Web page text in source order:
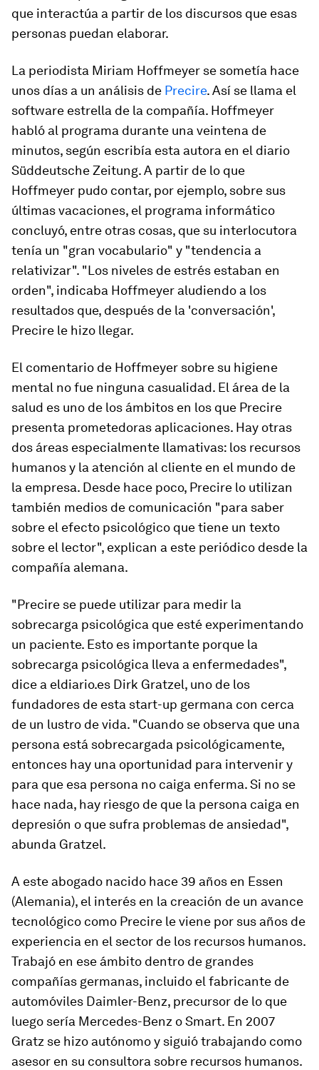
que interactúa a partir de los discursos que esas
personas puedan elaborar.
La periodista Miriam Hoffmeyer se sometía hace
unos días a un análisis de Precire. Así se llama el
software estrella de la compañía. Hoffmeyer
habló al programa durante una veintena de
minutos, según escribía esta autora en el diario
Süddeutsche Zeitung. A partir de lo que
Hoffmeyer pudo contar, por ejemplo, sobre sus
últimas vacaciones, el programa informático
concluyó, entre otras cosas, que su interlocutora
tenía un "gran vocabulario" y "tendencia a
relativizar". "Los niveles de estrés estaban en
orden", indicaba Hoffmeyer aludiendo a los
resultados que, después de la 'conversación',
Precire le hizo llegar.
El comentario de Hoffmeyer sobre su higiene
mental no fue ninguna casualidad. El área de la
salud es uno de los ámbitos en los que Precire
presenta prometedoras aplicaciones. Hay otras
dos áreas especialmente llamativas: los recursos
humanos y la atención al cliente en el mundo de
la empresa. Desde hace poco, Precire lo utilizan
también medios de comunicación "para saber
sobre el efecto psicológico que tiene un texto
sobre el lector", explican a este periódico desde la
compañía alemana.
"Precire se puede utilizar para medir la
sobrecarga psicológica que esté experimentando
un paciente. Esto es importante porque la
sobrecarga psicológica lleva a enfermedades",
dice a eldiario.es Dirk Gratzel, uno de los
fundadores de esta start-up germana con cerca
de un lustro de vida. "Cuando se observa que una
persona está sobrecargada psicológicamente,
entonces hay una oportunidad para intervenir y
para que esa persona no caiga enferma. Si no se
hace nada, hay riesgo de que la persona caiga en
depresión o que sufra problemas de ansiedad",
abunda Gratzel.
A este abogado nacido hace 39 años en Essen
(Alemania), el interés en la creación de un avance
tecnológico como Precire le viene por sus años de
experiencia en el sector de los recursos humanos.
Trabajó en ese ámbito dentro de grandes
compañías germanas, incluido el fabricante de
automóviles Daimler-Benz, precursor de lo que
luego sería Mercedes-Benz o Smart. En 2007
Gratz se hizo autónomo y siguió trabajando como
asesor en su consultora sobre recursos humanos.